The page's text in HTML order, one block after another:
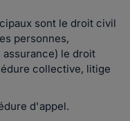
sont le droit civil
personnes,
le droit
collective, litige
d'appel.